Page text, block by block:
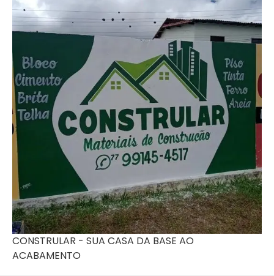
CONSTRULAR - SUA CASA DA BASE AO
ACABAMENTO